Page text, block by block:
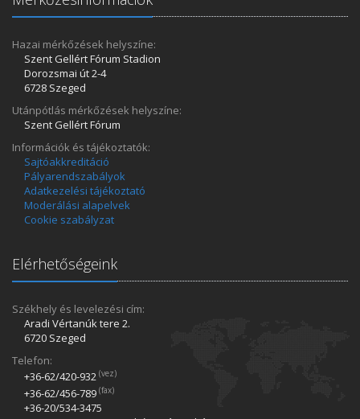
Hazai mérkőzések helyszíne:
Szent Gellért Fórum Stadion
Dorozsmai út 2-4
6728 Szeged
Utánpótlás mérkőzések helyszíne:
Szent Gellért Fórum
Információk és tájékoztatók:
Sajtóakkreditáció
Pályarendszabályok
Adatkezelési tájékoztató
Moderálási alapelvek
Cookie szabályzat
Elérhetőségeink
Székhely és levelezési cím:
Aradi Vértanúk tere 2.
6720 Szeged
Telefon:
+36-62/420­-932 (vez)
+36-62/456­-789 (fax)
+36-20/534­-3475